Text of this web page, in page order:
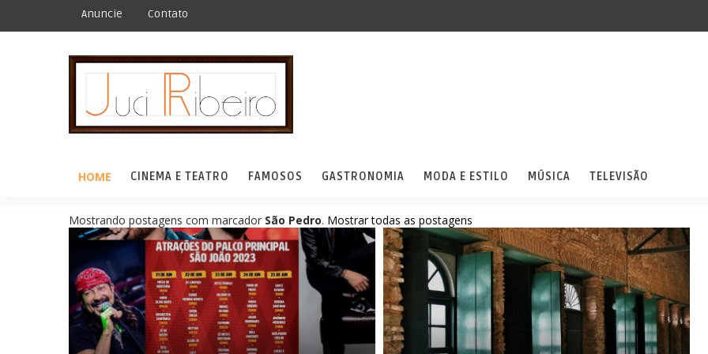
Anuncie Contato
HOME CINEMA E TEATRO FAMOSOS GASTRONOMIA MODA E ESTILO MÚSICA TELEVISÃO
Mostrando postagens com marcador São Pedro. Mostrar todas as postagens